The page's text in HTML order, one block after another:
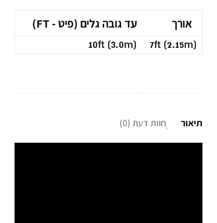
אורך עד גובה גלים (פיט - FT)
7ft (2.15m)
10ft (3.0m)
תיאור חוות דעת (0)